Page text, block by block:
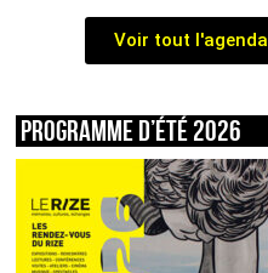
Voir tout l'agenda
Programme d’été 2026